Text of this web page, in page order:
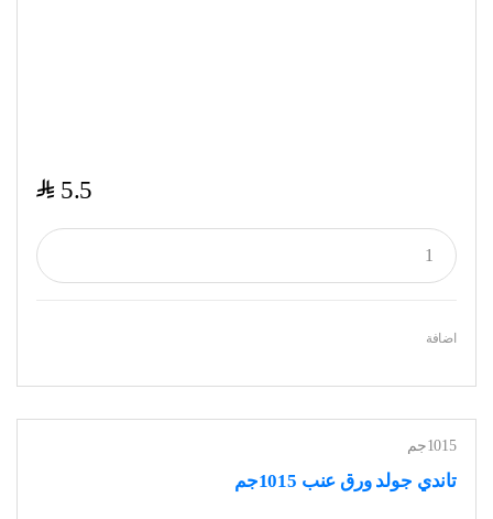
5.5
$
اضافة
1015جم
تاندي جولد ورق عنب 1015جم